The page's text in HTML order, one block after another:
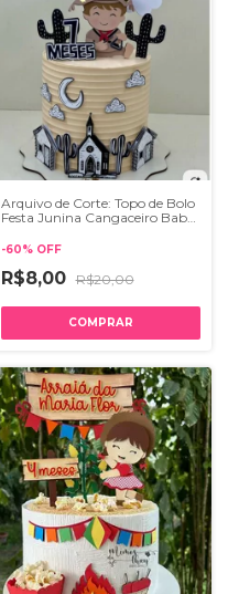
Arquivo de Corte: Topo de Bolo
Festa Junina Cangaceiro Baby
-60% OFF
R$8,00 R$20,00